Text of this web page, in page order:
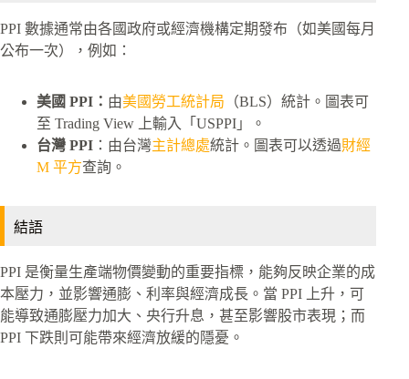
PPI 數據通常由各國政府或經濟機構定期發布（如美國每月
公布一次），例如：
美國 PPI： 由美國勞工統計局 （BLS）統計。圖表可
至 Trading View 上輸入「USPPI」。
台灣 PPI ：由台灣主計總處統計。圖表可以透過財經
M 平方查詢。
結語
PPI 是衡量生產端物價變動的重要指標，能夠反映企業的成
本壓力，並影響通膨、利率與經濟成長。當 PPI 上升，可
能導致通膨壓力加大、央行升息，甚至影響股市表現；而
PPI 下跌則可能帶來經濟放緩的隱憂。